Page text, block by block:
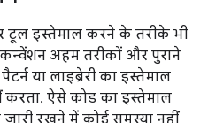
टूल इस्तेमाल करने के तरीके भी
अहम तरीकों और पुराने
या लाइब्रेरी का इस्तेमाल
ऐसे कोड का इस्तेमाल
रखने में कोई समस्या नहीं